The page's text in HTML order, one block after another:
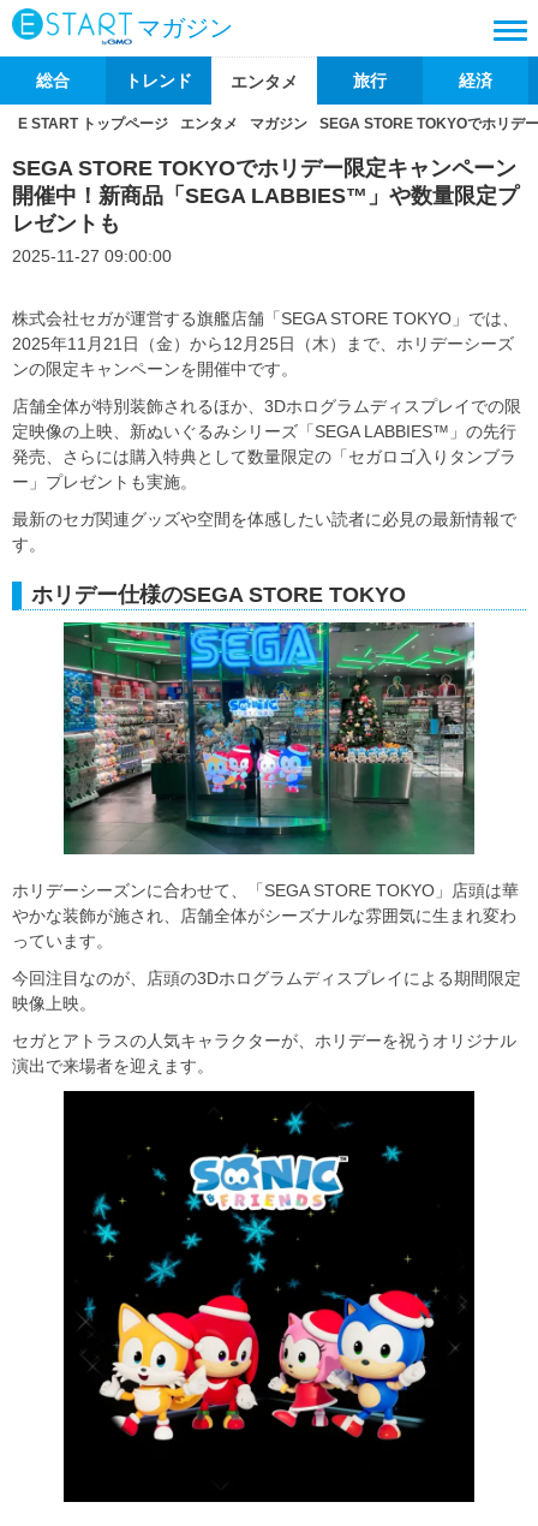
マガジン
総合 トレンド エンタメ 旅行 経済
E START トップページ エンタメ マガジン SEGA STORE TOKYOでホリデ
SEGA STORE TOKYOでホリデー限定キャンペーン
開催中！新商品「SEGA LABBIES™」や数量限定プ
レゼントも
2025-11-27 09:00:00
株式会社セガが運営する旗艦店舗「SEGA STORE TOKYO」では、
2025年11月21日（金）から12月25日（木）まで、ホリデーシーズ
ンの限定キャンペーンを開催中です。
店舗全体が特別装飾されるほか、3Dホログラムディスプレイでの限
定映像の上映、新ぬいぐるみシリーズ「SEGA LABBIES™」の先行
発売、さらには購入特典として数量限定の「セガロゴ入りタンブラ
ー」プレゼントも実施。
最新のセガ関連グッズや空間を体感したい読者に必見の最新情報で
す。
ホリデー仕様のSEGA STORE TOKYO
ホリデーシーズンに合わせて、「SEGA STORE TOKYO」店頭は華
やかな装飾が施され、店舗全体がシーズナルな雰囲気に生まれ変わ
っています。
今回注目なのが、店頭の3Dホログラムディスプレイによる期間限定
映像上映。
セガとアトラスの人気キャラクターが、ホリデーを祝うオリジナル
演出で来場者を迎えます。